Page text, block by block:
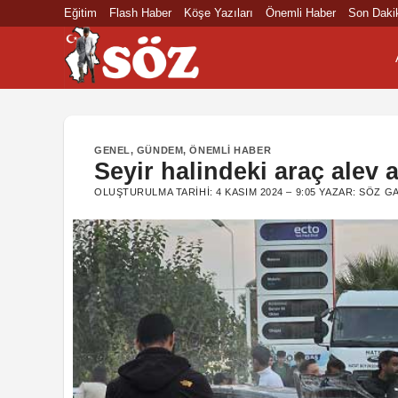
Eğitim Flash Haber Köşe Yazıları Önemli Haber Son
GENEL, GÜNDEM,ÖNEMLI HABER
Seyir halindeki araç alev
OLUŞTURULMA TARIHI:4 KASIM 2024 – 9:05 YAZAR:SÖZ